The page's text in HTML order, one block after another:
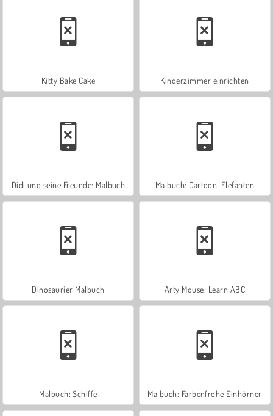
Kitty Bake Cake Kinderzimmer einrichten
Didi und seine Freunde: Malbuch Malbuch: Cartoon-Elefanten
Dinosaurier Malbuch Arty Mouse: Learn ABC
Malbuch: Schiffe Malbuch: Farbenfrohe Einhörner